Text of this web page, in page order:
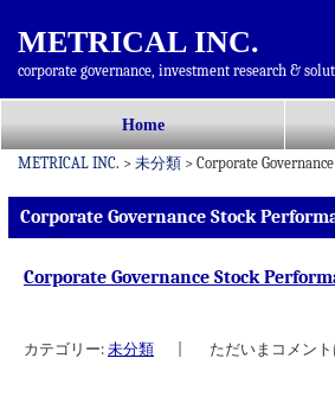
METRICAL INC.
corporate governance, investment research &
メインメニュー
ン
ン
ツ
へ
Home
METRICAL INC. > 未分類 > Corporate
Corporate Governance Stock
Corporate Governance Stock
カテゴリー: 未分類 ただいまコメント